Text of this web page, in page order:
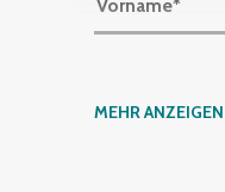
Vorname*
Nachname*
MEHR ANZEIGEN